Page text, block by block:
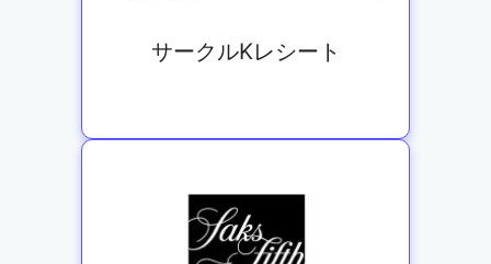
サークルKレシート